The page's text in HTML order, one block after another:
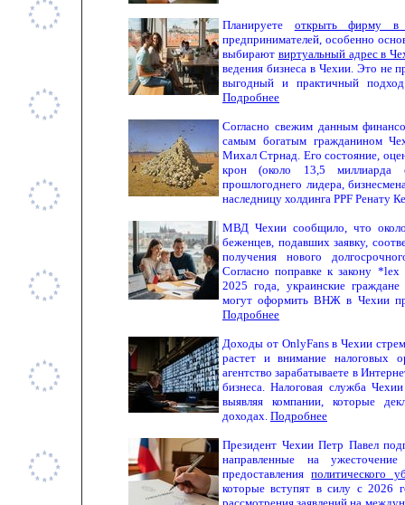
Планируете открыть фирму в
предпринимателей, особенно
выбирают виртуальный адрес в
ведения бизнеса в Чехии. Это не
выгодный и практичный
Подробнее
Согласно свежим данным
самым богатым гражданином
Михал Стрнад. Его состояние,
крон (около 13,5 миллиарда
прошлогоднего лидера,
наследницу холдинга PPF Ренату
МВД Чехии сообщило, что
беженцев, подавших заявку,
получения нового
Согласно поправке к закону
2025 года, украинские
могут оформить ВНЖ в Чехии
Подробнее
Доходы от OnlyFans в Чехии
растет и внимание налоговых
агентство зарабатываете в
бизнеса. Налоговая служба
выявляя компании, которые
доходах. Подробнее
Президент Чехии Петр Павел
направленные на
предоставленияполитического
которые вступят в силу с 2026